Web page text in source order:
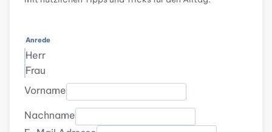
Anrede
Herr
Frau
Vorname
Nachname